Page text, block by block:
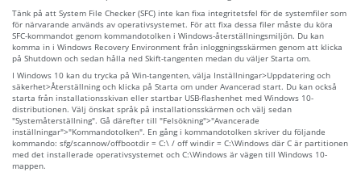
Tänk på att System File Checker (SFC) inte kan fixa integritetsfel för de systemfiler som
för närvarande används av operativsystemet. För att fixa dessa filer måste du köra
SFC-kommandot genom kommandotolken i Windows-återställningsmiljön. Du kan
komma in i Windows Recovery Environment från inloggningsskärmen genom att klicka
på Shutdown och sedan hålla ned Skift-tangenten medan du väljer Starta om.
I Windows 10 kan du trycka på Win-tangenten, välja Inställningar>Uppdatering och
säkerhet>Återställning och klicka på Starta om under Avancerad start. Du kan också
starta från installationsskivan eller startbar USB-flashenhet med Windows 10-
distributionen. Välj önskat språk på installationsskärmen och välj sedan
"Systemåterställning". Gå därefter till "Felsökning">"Avancerade
inställningar">"Kommandotolken". En gång i kommandotolken skriver du följande
kommando: sfg/scannow/offbootdir = C:\ / off windir = C:\Windows där C är partitionen
med det installerade operativsystemet och C:\Windows är vägen till Windows 10-
mappen.